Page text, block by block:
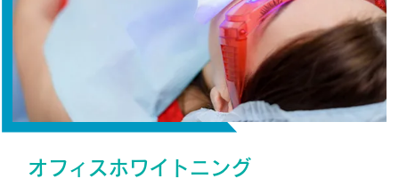
オフィスホワイトニング